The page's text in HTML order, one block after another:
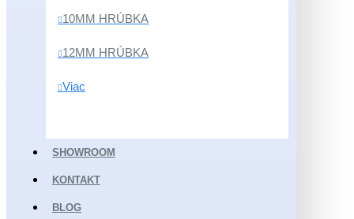
10MM HRÚBKA
12MM HRÚBKA
Viac
SHOWROOM
KONTAKT
BLOG